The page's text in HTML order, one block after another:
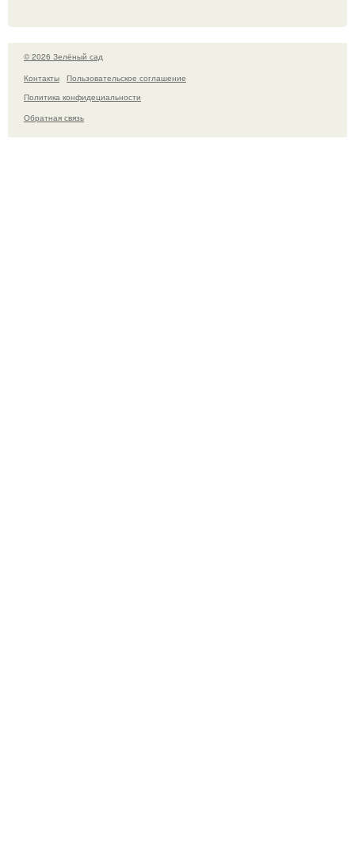
© 2026 Зелёный сад
Контакты
Пользовательское соглашение
Политика конфидециальности
Обратная связь